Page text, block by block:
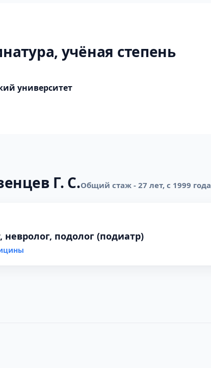
учёная степень
университет
Г. С.Общий стаж - 27 лет, с 1999 года
подолог (подиатр)